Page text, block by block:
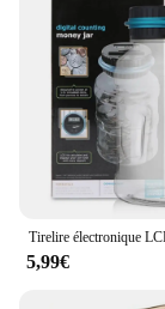
5,99€